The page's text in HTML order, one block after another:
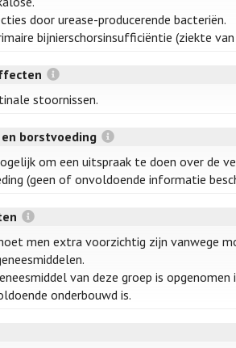
door urease-producerende bacteriën.
bijnierschorsinsufficiëntie (ziekte van
stoornissen.
borstvoeding
om een uitspraak te doen over de
(geen of onvoldoende informatie
men extra voorzichtig zijn vanwege
van deze groep is opgenomen
onderbouwd is.